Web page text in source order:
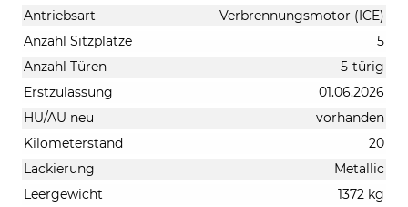
Antriebsart
Verbrennungsmotor (ICE)
Anzahl Sitzplätze
5
Anzahl Türen
5-türig
Erstzulassung
01.06.2026
HU/AU neu
vorhanden
Kilometerstand
20
Lackierung
Metallic
Leergewicht
1372 kg